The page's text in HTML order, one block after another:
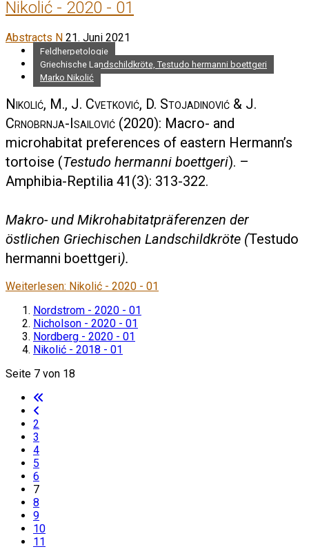
Nikolić - 2020 - 01
Abstracts N 21. Juni 2021
Feldherpetologie
Griechische Landschildkröte, Testudo hermanni boettgeri
Marko Nikolić
Nikolić, M., J. Cvetković, D. Stojadinović & J.
Crnobrnja-Isailović (2020): Macro- and
microhabitat preferences of eastern Hermann’s
tortoise (Testudo hermanni boettgeri). –
Amphibia-Reptilia 41(3): 313-322.
Makro- und Mikrohabitatpräferenzen der
östlichen Griechischen Landschildkröte (Testudo
hermanni boettgeri).
Weiterlesen: Nikolić - 2020 - 01
Nordstrom - 2020 - 01
Nicholson - 2020 - 01
Nordberg - 2020 - 01
Nikolić - 2018 - 01
Seite 7 von 18
2
3
4
5
6
7
8
9
10
11